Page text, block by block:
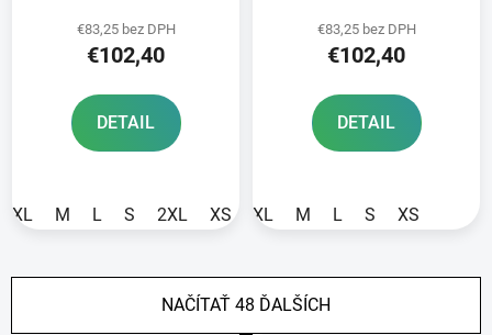
€83,25 bez DPH
€102,40
DETAIL
XL M L S 2XL XS
€83,25 bez DPH
€102,40
DETAIL
XL M L S XS
NAČÍTAŤ 48 ĎALŠÍCH